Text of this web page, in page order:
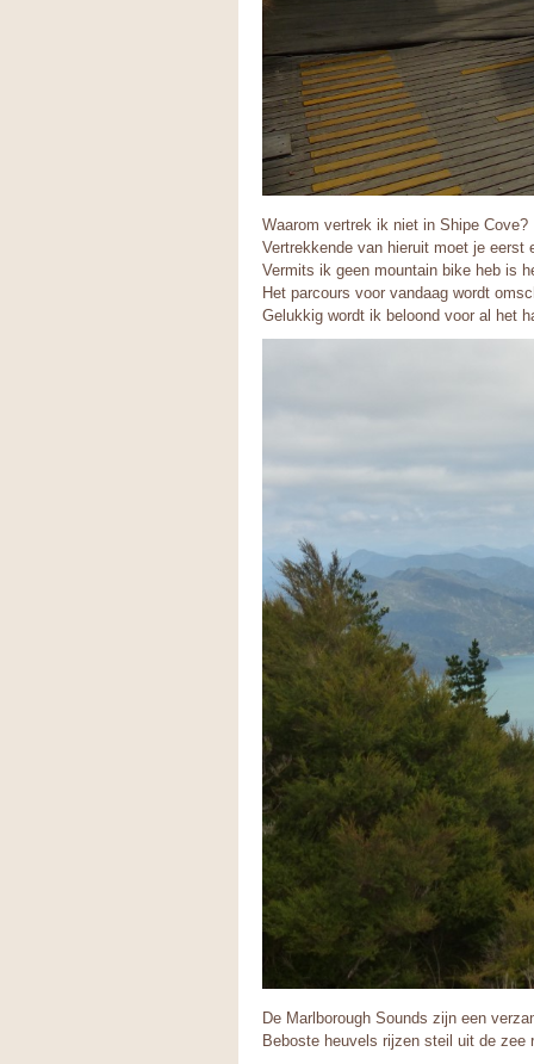
Waarom vertrek ik niet in Shipe Cove?
Vertrekkende van hieruit moet je
Vermits ik geen mountain bike heb is
Het parcours voor vandaag wordt
Gelukkig wordt ik beloond voor al het
De Marlborough Sounds zijn een
Beboste heuvels rijzen steil uit de